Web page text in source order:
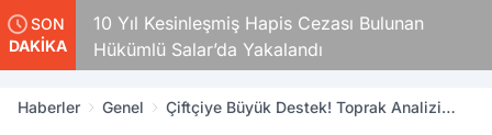
SON
DAKİKA
10 Yıl Kesinleşmiş Hapis Cezası Bulunan
Hükümlü Salar’da Yakalandı
Haberler Genel
Çiftçiye Büyük Destek! Toprak Analizi